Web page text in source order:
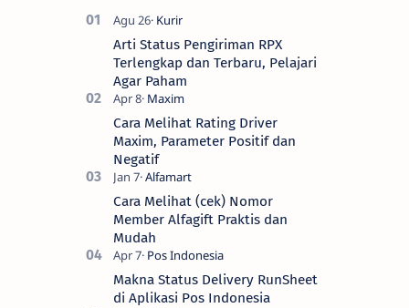
Arti Status Pengiriman RPX
Terlengkap dan Terbaru, Pelajari
Agar Paham
Cara Melihat Rating Driver
Maxim, Parameter Positif dan
Negatif
Cara Melihat (cek) Nomor
Member Alfagift Praktis dan
Mudah
Makna Status Delivery RunSheet
di Aplikasi Pos Indonesia